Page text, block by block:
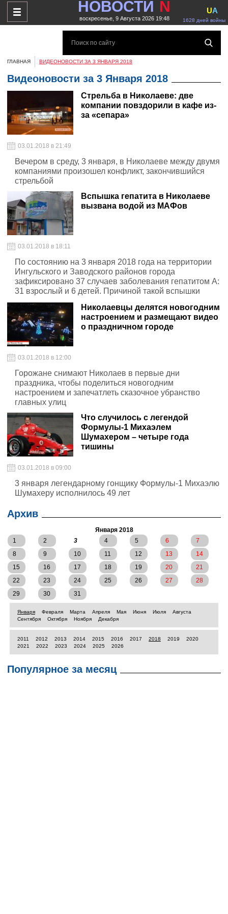
НОВОСТИ N
воскресенье, 9 Августа 2026 19:48 1628 дней войны
UA
ГЛАВНАЯ ВИДЕОНОВОСТИ ЗА 3 ЯНВАРЯ 2018
Видеоновости за 3 Января 2018
Стрельба в Николаеве: две
компании повздорили в кафе из-
за «сепара»
03.01.2018 в 21:49
Вечером в среду, 3 января, в Николаеве между двумя
компаниями произошел конфликт, закончившийся
стрельбой
Вспышка гепатита в Николаеве
вызвана водой из МАФов
03.01.2018 в 18:11
По состоянию на 3 января 2018 года на территории
Ингульского и Заводского районов города
зафиксировано 37 случаев заболевания гепатитом А:
31 взрослый и 6 детей. Причиной такой вспышки
является употребление очищенной воды из пунктов
разлива
Николаевцы делятся новогодним
настроением и размещают видео
о праздничном городе
03.01.2018 в 12:00
Горожане снимают Николаев в первые дни
праздника, чтобы поделиться новогодним
настроением и запечатлеть сказочное убранство
главных улиц
Что случилось с легендой
Формулы-1 Михаэлем
Шумахером – четыре года
тишины
03.01.2018 в 09:00
3 января легендарному гонщику Формулы-1 Михаэлю
Шумахеру исполнилось 49 лет
Архив
Января 2018
1
2 3 4 5 6
7
8
9 10 11 12 13
14
15
16 17 18 19 20
21
22
23 24 25 26 27
28
29
30 31
Января Февраля Марта Апреля Мая Июня Июля
Августа
Сентября
Октября Ноября Декабря
2011 2012 2013 2014 2015 2016 2017 2018 2019
2020
2021
2022 2023 2024 2025 2026
Популярное за месяц